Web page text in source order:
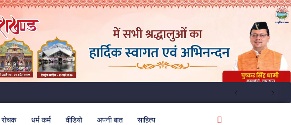
रोचक धर्म कर्म वीडियो अपनी बात साहित्य